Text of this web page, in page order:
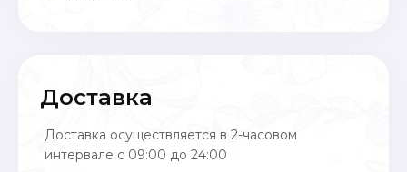
Доставка
Доставка осуществляется в 2-часовом
интервале с 09:00 до 24:00